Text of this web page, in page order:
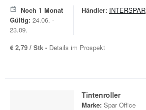
Noch 1 Monat
Gültig: 24.06. -
23.09.
Händler: INTERSPAR
€ 2,79 / Stk - Details im Prospekt
Tintenroller
Marke: Spar Office